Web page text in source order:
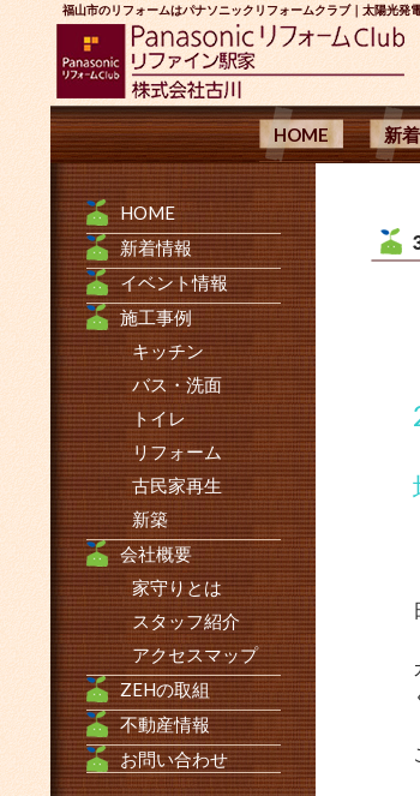
福山市のリフォームはパナソニックリフォームクラブ｜太陽光発
検
索
コンテンツへ移動
HOME 新
HOME
新着情報
イベント情報
施工事例
キッチン
バス・洗面
トイレ
リフォーム
古民家再生
新築
会社概要
家守りとは
スタッフ紹介
アクセスマップ
ZEHの取組
不動産情報
お問い合わせ